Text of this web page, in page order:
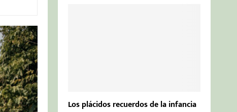
Los plácidos recuerdos de la infancia